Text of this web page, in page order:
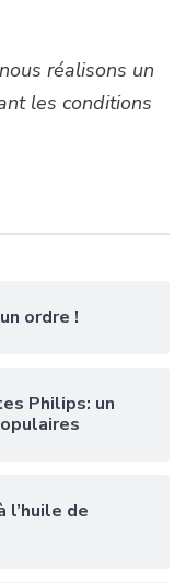
réalisons un
les conditions
ordre !
Philips: un
l’huile de